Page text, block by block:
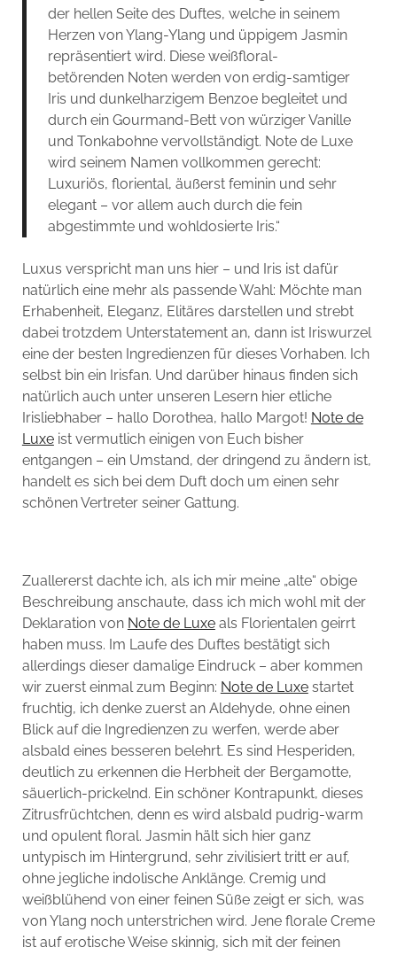
der hellen Seite des Duftes, welche in seinem
Herzen von Ylang-Ylang und üppigem Jasmin
repräsentiert wird. Diese weißfloral-
betörenden Noten werden von erdig-samtiger
Iris und dunkelharzigem Benzoe begleitet und
durch ein Gourmand-Bett von würziger Vanille
und Tonkabohne vervollständigt. Note de Luxe
wird seinem Namen vollkommen gerecht:
Luxuriös, floriental, äußerst feminin und sehr
elegant – vor allem auch durch die fein
abgestimmte und wohldosierte Iris.“
Luxus verspricht man uns hier – und Iris ist dafür
natürlich eine mehr als passende Wahl: Möchte man
Erhabenheit, Eleganz, Elitäres darstellen und strebt
dabei trotzdem Unterstatement an, dann ist Iriswurzel
eine der besten Ingredienzen für dieses Vorhaben. Ich
selbst bin ein Irisfan. Und darüber hinaus finden sich
natürlich auch unter unseren Lesern hier etliche
Irisliebhaber – hallo Dorothea, hallo Margot! Note de
Luxeist vermutlich einigen von Euch bisher
entgangen – ein Umstand, der dringend zu ändern ist,
handelt es sich bei dem Duft doch um einen sehr
schönen Vertreter seiner Gattung.
Zuallererst dachte ich, als ich mir meine „alte“ obige
Beschreibung anschaute, dass ich mich wohl mit der
Deklaration von Note de Luxeals Florientalen geirrt
haben muss. Im Laufe des Duftes bestätigt sich
allerdings dieser damalige Eindruck – aber kommen
wir zuerst einmal zum Beginn: Note de Luxestartet
fruchtig, ich denke zuerst an Aldehyde, ohne einen
Blick auf die Ingredienzen zu werfen, werde aber
alsbald eines besseren belehrt. Es sind Hesperiden,
deutlich zu erkennen die Herbheit der Bergamotte,
säuerlich-prickelnd. Ein schöner Kontrapunkt, dieses
Zitrusfrüchtchen, denn es wird alsbald pudrig-warm
und opulent floral. Jasmin hält sich hier ganz
untypisch im Hintergrund, sehr zivilisiert tritt er auf,
ohne jegliche indolische Anklänge. Cremig und
weißblühend von einer feinen Süße zeigt er sich, was
von Ylang noch unterstrichen wird. Jene florale Creme
ist auf erotische Weise skinnig, sich mit der feinen